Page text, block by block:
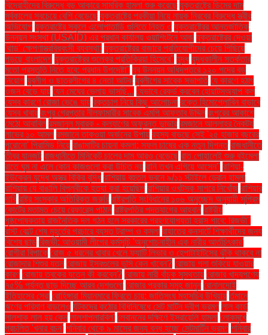
বিদ্রোহীদের বিরুদ্ধে বড় আকারে সামরিক হামলা শুরু করেছে যুক্তরাষ্ট্রে ডিমের দাম
সর্বকালের সবচেয়ে বেশি বেড়েছে যুক্তরাষ্ট্রে পরকীয়া নিয়ে নায়ক নিরবের বিরুদ্ধে স্ত্রীর
অভিযোগ যুক্তরাষ্ট্রে স্কুলে এলোপাতাড়ি গুলিতে নিহত ৩ যুক্তরাষ্ট্রের আন্তর্জাতিক
উন্নয়ন সংস্থা (USAID) এর প্রধান কার্যালয় ওয়াশিংটনে আজ যুক্তরাষ্ট্রের দেওয়া
'থাড' ক্ষেপণাস্ত্রবিধ্বংসী ব্যবস্থা: যুক্তরাষ্ট্রের বাজারে প্রতিযোগীদের চেয়ে পিছিয়ে
পড়ছে বাংলাদেশ যুক্তরাষ্ট্রের শুল্কের প্রতিক্রিয়া হিসেবে" যুদ্ধ যুদ্ধকালীন সতর্কতার
মতো প্রস্তুতি নিতে হবে: প্রধান উপদেষ্টা" যুব উন্নয়ন অধিদপ্তরে ১২০ পদের বড়
নিয়োগ যুবলীগ ও ছাত্রলীগের ৪ নেতা আটক যুবলীগের সাবেক সভাপতি যে কারণে হঠাৎ
ওজন বেড়ে যায় যেন মেঘের ভেলায় ভাসছি... যেভাবে রেকর্ড করবেন হোয়াটসঅ্যাপ কল
যেসব কারণে রোজা ভেঙে যায় রক্তচাপ নিয়ে কিছু আলোচনা রক্তে হিমোগ্লোবিন বাড়াবে
যেসব খাবার রংপুর গ্রেপ্তার নীলফামারীর সাবেক এমপি আফতাব উদ্দিন রংপুরের আকাশে
মেঠো আবাবিল রমজানুল মুবারক - কল্যাণের অফুরন্ত ভান্ডার রমজানে আল্লাহর নৈকট্য
লাভের ১০ আমল রমজানে তাকওয়া অর্জনের উপায় রহস্য বাড়ছে সেই '২৫ হাজার বছরের
পুরোনো' পিরামিড নিয়ে রাঙামাটির চায়না কমলা: সফল চাষের এক নতুন দিগন্ত রাজধানীতে
তীব্র যানজট রাজধানীতে মিনিকেট চালের দাম আরও বেড়েছে রাত পোহালেই শুরু বইমেলা
রাতে ঘুম না এলে কোন কাজগুলো করা উচিত নয় রানি তখন এগিয়ে আসেন" রাশিয়া-
ইউক্রেন যুদ্ধে অস্ত্র বিক্রি বৃদ্ধি রাশিয়ায় বহুতল ভবনে ৯/১১ স্টাইলে ড্রোন হামলা
রাশিয়ায় যে বাঙালি বিপ্লবীকে হত্যা করা হয়েছিল রাশিয়ার ওখটস্ক সাগরে নিখোঁজ রাশিয়ার
দাবি রাষ্ট্র সংস্কার অতিরিক্ত জরুরি রাষ্ট্রপতি সংবিধানের ১০৬ অনুচ্ছেদ অনুযায়ী সুপ্রিম
কোর্টের মতামত চেয়ে রেফারেন্স পাঠান রাষ্ট্রপতির পদত্যাগের আহ্বান রাষ্ট্রীয়
পৃষ্ঠপোষকতায় রাজনৈতিক দল গঠন হলে সরকারের গ্রহণযোগ্যতা হ্রাস পাবে: রিজভী"
রাস্ট বেল্টে শেষ মুহূর্তের প্রচারে ব্যস্ত ট্রাম্প ও কমলা রাহাতের কনসার্টে শিক্ষার্থীদের জন্য
বিশেষ ছাড় রিজভী: আওয়ামী লীগের কর্মসূচি 'অনুশোচনাহীন এক নারীর আর্তচিৎকার'
রোগীরা বিপাকে রোজ ৫ ধরনের খাবার খেলে ফ্যাটি লিভার ও হেপাটাইটিসের ঝুঁকি থাকবে না
রোজাদার শিশুর যত্ন রোজায় ইসবগুলের ভুসি কেন খাবেন? রোজায় গলা শুকিয়ে যাওয়ার
কারণ রোজায় ত্বকের যত্নে কী করবেন? রোজায় নারী বাঁচুক সুস্থতায় রোজার খাদ্যপণ্যে
৭৫% পর্যন্ত ছাড় দিচ্ছে আরব দেশগুলো রোজার প্রকার সমূহ জানুন রোনালদোই
ইতিহাসের সেরা রোহিঙ্গারা মিয়ানমারে ফিরতে চায়: জাতিসংঘ মহাসচিব উখিয়ায় র্তমানে
ঋণের পরিমাণ বাড়লেও র্যটকদের কঠোর বিধিনিষেধে সেন্ট মার্টিন দ্বীপ ভ্রমণ লাল কার্ড
লালশাক লাল হয় কেন লালশাপলারবিল' লেবাননের দক্ষিণে ইসরায়েলি হামলা লোকমুখে
প্রচলিত 'খনার বচন' শনিবার থেকে ৯ মাসের জন্য বন্ধ হচ্ছে সেন্টমার্টিন ভ্রমণ শনিবার